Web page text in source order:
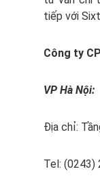
tiếp với
Công ty
VP Hà Nội:
Địa chỉ:
Tel: (0243)